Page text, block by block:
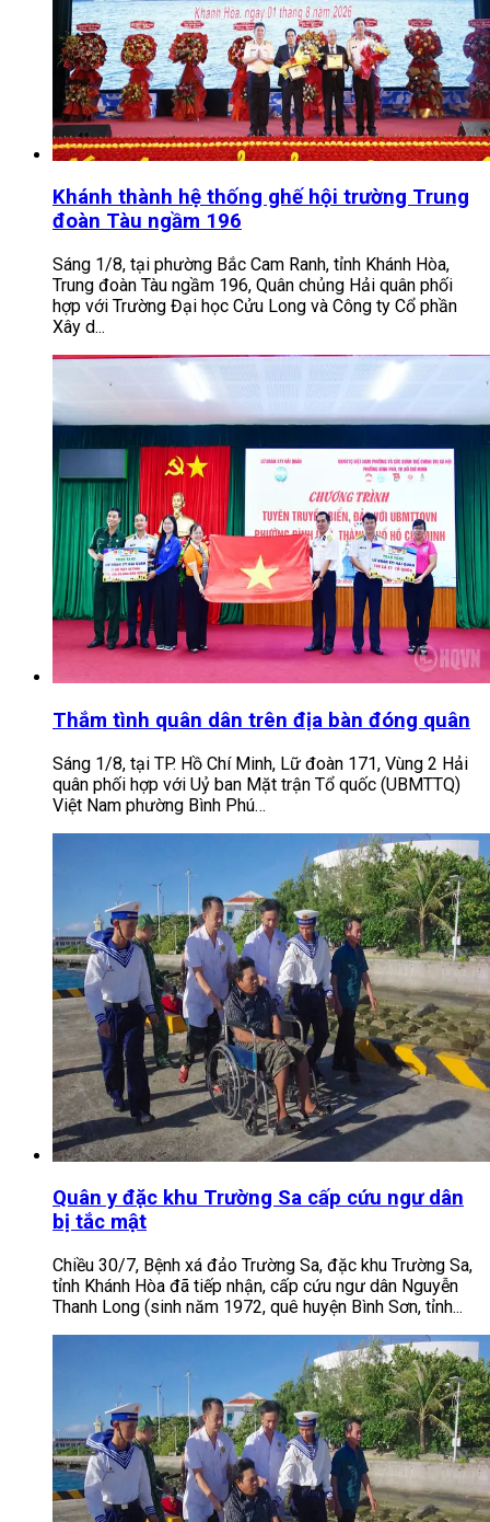
Khánh thành hệ thống ghế hội trường Trung
đoàn Tàu ngầm 196
Sáng 1/8, tại phường Bắc Cam Ranh, tỉnh Khánh Hòa,
Trung đoàn Tàu ngầm 196, Quân chủng Hải quân phối
hợp với Trường Đại học Cửu Long và Công ty Cổ phần
Xây d...
Thắm tình quân dân trên địa bàn đóng quân
Sáng 1/8, tại TP. Hồ Chí Minh, Lữ đoàn 171, Vùng 2 Hải
quân phối hợp với Uỷ ban Mặt trận Tổ quốc (UBMTTQ)
Việt Nam phường Bình Phú…
Quân y đặc khu Trường Sa cấp cứu ngư dân
bị tắc mật
Chiều 30/7, Bệnh xá đảo Trường Sa, đặc khu Trường Sa,
tỉnh Khánh Hòa đã tiếp nhận, cấp cứu ngư dân Nguyễn
Thanh Long (sinh năm 1972, quê huyện Bình Sơn, tỉnh...